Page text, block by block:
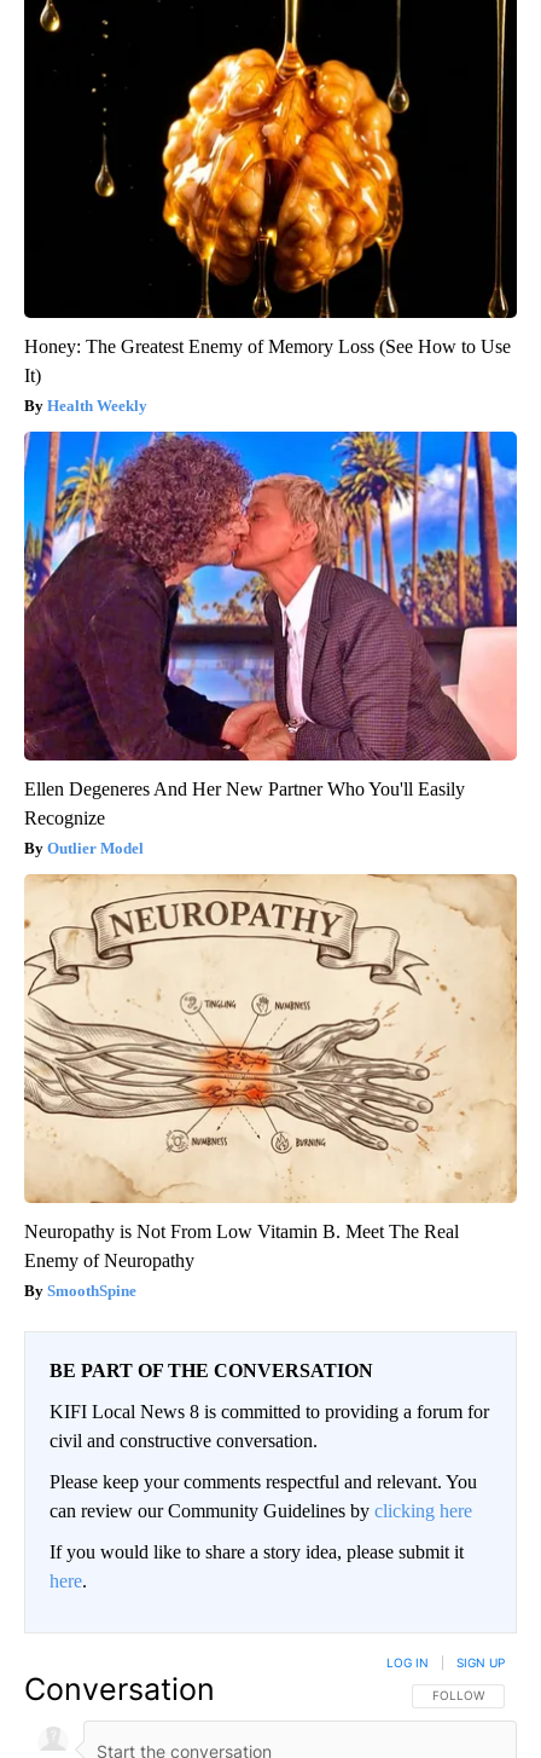
Honey: The Greatest Enemy of Memory Loss (See How to Use
It)
Health Weekly
Ellen Degeneres And Her New Partner Who You'll Easily
Recognize
Outlier Model
Neuropathy is Not From Low Vitamin B. Meet The Real
Enemy of Neuropathy
SmoothSpine
BE PART OF THE CONVERSATION
KIFI Local News 8 is committed to providing a forum for
civil and constructive conversation.
Please keep your comments respectful and relevant. You
can review our Community Guidelines by clicking here
If you would like to share a story idea, please submit it
here.
Conversation FOLLOW THIS
FOLLOW
LOG IN SIGN UP